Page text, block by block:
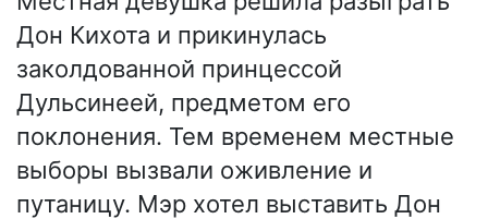
Дон Кихота и прикинулась
заколдованной принцессой
Дульсинеей, предметом его
поклонения. Тем временем местные
выборы вызвали оживление и
путаницу. Мэр хотел выставить Дон